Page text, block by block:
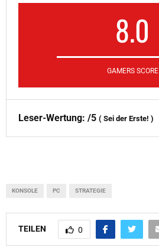
8.0
GAMERS SCORE
Leser-Wertung: /5 ( Sei der Erste! )
KONSOLE PC STRATEGIE
TEILEN 0